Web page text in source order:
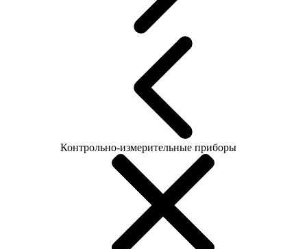
Контрольно-измерительные приборы